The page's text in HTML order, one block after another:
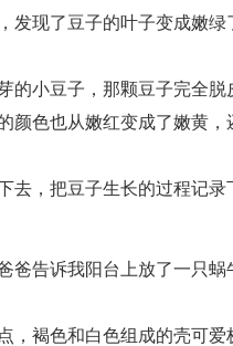
发现了豆子的叶子变成嫩
的小豆子，那颗豆子完全
颜色也从嫩红变成了嫩黄
去，把豆子生长的过程记录
爸告诉我阳台上放了一只
，褐色和白色组成的壳可